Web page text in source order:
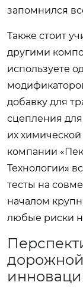
запомнился
Также стоит
другими
используете
добавку для
сцепления
их
компании
Технологии»
тесты на
началом
любые риски